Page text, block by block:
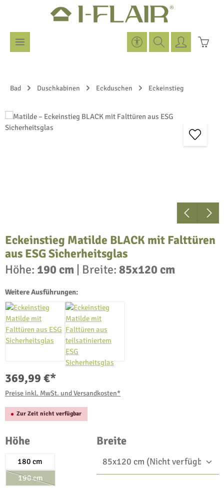
Zum Hauptinhalt springen
Werkzeugleiste anzeigen
Bad Duschkabinen Eckduschen Eckeinstieg
Bildergalerie überspringen
Eckeinstieg Matilde BLACK mit Falttüren
aus ESG Sicherheitsglas
Höhe: 190 cm | Breite: 85x120 cm
Weitere Ausführungen:
369,99 €*
Preise inkl. MwSt. und Versandkosten*
Zur Zeit nicht verfügbar
Höheauswählen
180 cm
190 cm
(Diese Option ist zurzeit nicht verfügbar.)
Breiteauswählen